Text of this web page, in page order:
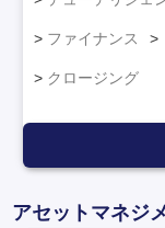
ファイナンス
クロージング
アセットマネジ